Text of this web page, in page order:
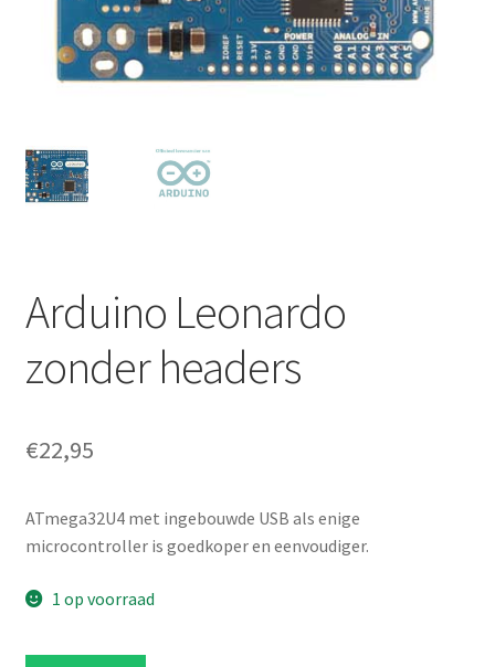
Arduino Leonardo
zonder headers
€22,95
ATmega32U4 met ingebouwde USB als enige
microcontroller is goedkoper en eenvoudiger.
1 op voorraad